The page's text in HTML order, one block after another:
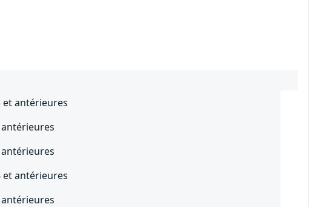
et antérieures
antérieures
antérieures
et antérieures
antérieures